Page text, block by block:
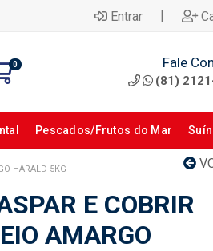
Entrar |
0 Fale
(81)
Pescados/Frutos do Mar
HARALD 5KG
E COBRIR
AMARGO